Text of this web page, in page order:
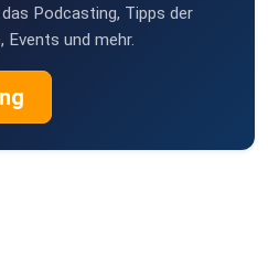
Podcasting, Tipps der
Events und mehr.